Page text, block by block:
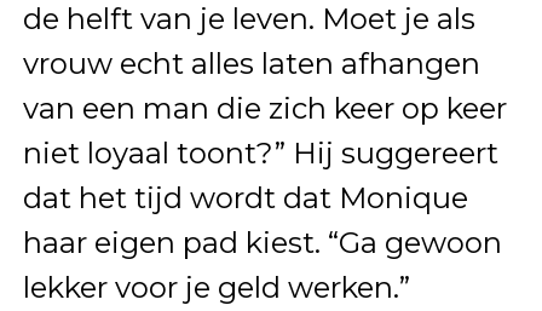
de helft van je leven. Moet je als
vrouw echt alles laten afhangen
van een man die zich keer op keer
niet loyaal toont?” Hij suggereert
dat het tijd wordt dat Monique
haar eigen pad kiest. “Ga gewoon
lekker voor je geld werken.”